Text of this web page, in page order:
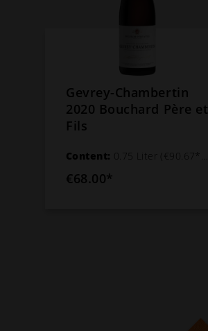
Gevrey-Chambertin
2020 Bouchard Père et
Fils
Content: 0.75 Liter (€90.67* / 1 Liter)
€68.00*